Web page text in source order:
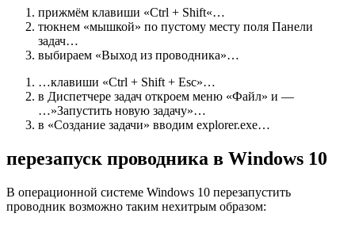
прижмём клавиши «Ctrl + Shift«…
тюкнем «мышкой» по пустому месту поля Панели
задач…
выбираем «Выход из проводника»…
…клавиши «Ctrl + Shift + Esc»…
в Диспетчере задач откроем меню «Файл» и —
…»Запустить новую задачу»…
в «Создание задачи» вводим explorer.exe…
перезапуск проводника в Windows 10
В операционной системе Windows 10 перезапустить
проводник возможно таким нехитрым образом: